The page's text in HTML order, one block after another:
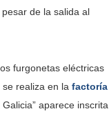
de la salida al
furgonetas eléctricas
realiza en la factoría
aparece inscrita